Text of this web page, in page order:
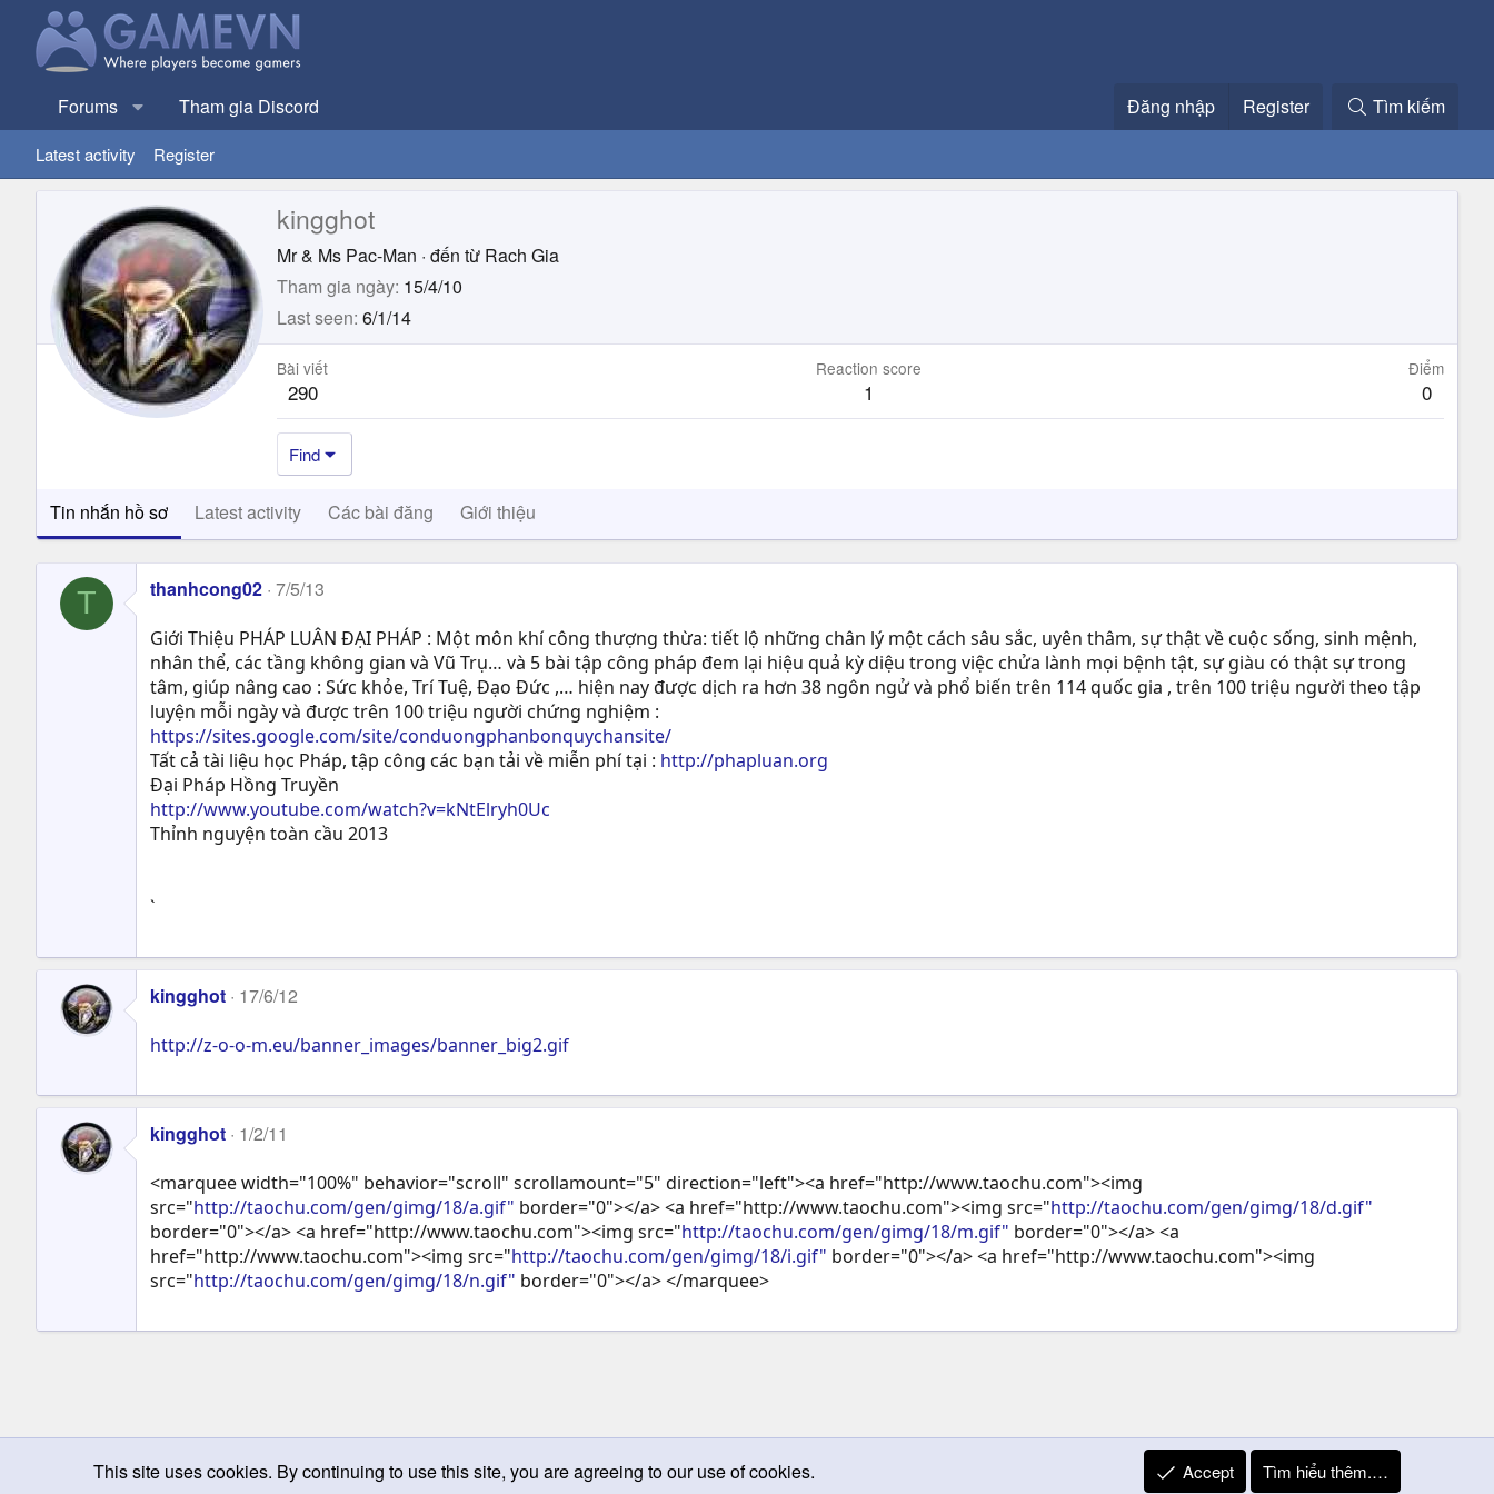
Forums Tham gia Discord Đăng nhập Register Tìm kiếm
Latest activity Register
kingghot
Mr & Ms Pac-Man · đến từ Rach Gia
Tham gia ngày 15/4/10
Last seen 6/1/14
Bài viết
290
Reaction score
1
Điểm
0
Find
Tin nhắn hồ sơ Latest activity Các bài đăng Giới thiệu
T thanhcong02 7/5/13
Giới Thiệu PHÁP LUÂN ĐẠI PHÁP : Một môn khí công thượng thừa: tiết lộ những chân lý một cách sâu sắc, uyên thâm, sự thật về cuộc sống, sinh mệnh,
nhân thể, các tầng không gian và Vũ Trụ… và 5 bài tập công pháp đem lại hiệu quả kỳ diệu trong việc chửa lành mọi bệnh tật, sự giàu có thật sự trong
tâm, giúp nâng cao : Sức khỏe, Trí Tuệ, Ðạo Ðức ,… hiện nay được dịch ra hơn 38 ngôn ngử và phổ biến trên 114 quốc gia , trên 100 triệu người theo tập
luyện mỗi ngày và được trên 100 triệu người chứng nghiệm :
https://sites.google.com/site/conduongphanbonquychansite/
Tất cả tài liệu học Pháp, tập công các bạn tải về miễn phí tại : http://phapluan.org
Đại Pháp Hồng Truyền
http://www.youtube.com/watch?v=kNtElryh0Uc
Thỉnh nguyện toàn cầu 2013
`
kingghot 17/6/12
http://z-o-o-m.eu/banner_images/banner_big2.gif
kingghot 1/2/11
<marquee width="100%" behavior="scroll" scrollamount="5" direction="left"><a href="http://www.taochu.com"><img
src="http://taochu.com/gen/gimg/18/a.gif" border="0"></a> <a href="http://www.taochu.com"><img src="http://taochu.com/gen/gimg/18/d.gif"
border="0"></a> <a href="http://www.taochu.com"><img src="http://taochu.com/gen/gimg/18/m.gif" border="0"></a> <a
href="http://www.taochu.com"><img src="http://taochu.com/gen/gimg/18/i.gif" border="0"></a> <a href="http://www.taochu.com"><img
src="http://taochu.com/gen/gimg/18/n.gif" border="0"></a> </marquee>
Chọn giao diện Change width Quy định và Nội quy Privacy Policy Trợ giúp
This site uses cookies. By continuing to use this site, you are agreeing to our use of cookies. Accept Tìm hiểu thêm.…